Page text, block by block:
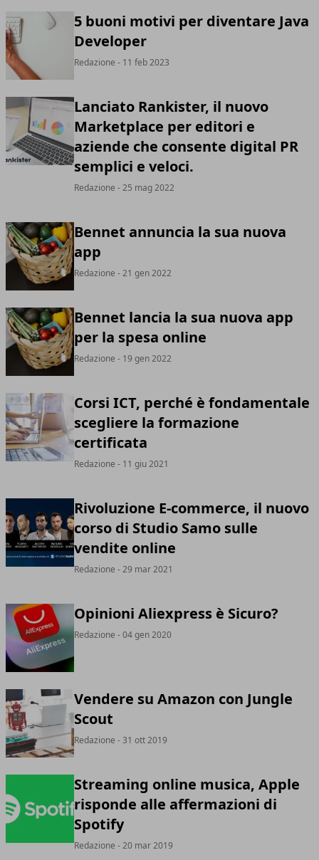
5 buoni motivi per diventare Java
Developer
Redazione - 11 feb 2023
Lanciato Rankister, il nuovo
Marketplace per editori e
aziende che consente digital PR
semplici e veloci.
Redazione - 25 mag 2022
Bennet annuncia la sua nuova
app
Redazione - 21 gen 2022
Bennet lancia la sua nuova app
per la spesa online
Redazione - 19 gen 2022
Corsi ICT, perché è fondamentale
scegliere la formazione
certificata
Redazione - 11 giu 2021
Rivoluzione E-commerce, il nuovo
corso di Studio Samo sulle
vendite online
Redazione - 29 mar 2021
Opinioni Aliexpress è Sicuro?
Redazione - 04 gen 2020
Vendere su Amazon con Jungle
Scout
Redazione - 31 ott 2019
Streaming online musica, Apple
risponde alle affermazioni di
Spotify
Redazione - 20 mar 2019